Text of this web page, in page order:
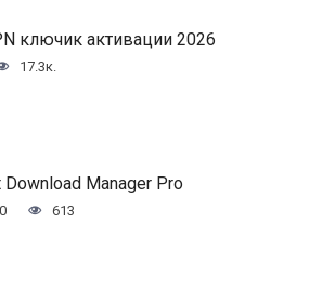
ключик активации 2026
17.3к.
Download Manager Pro
0 613